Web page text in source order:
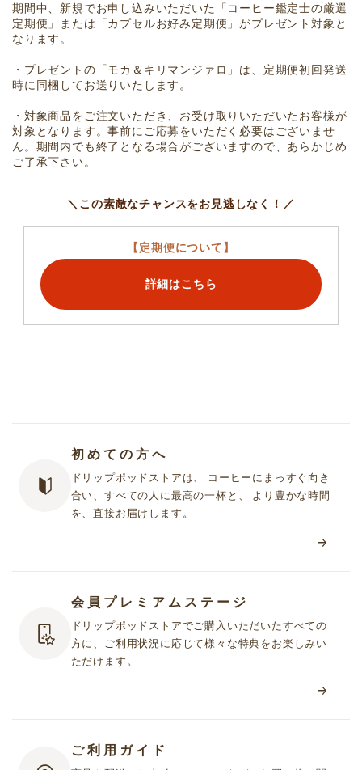
期間中、​新規でお申し込みいただいた「コーヒー鑑定士の厳選
定期便」または​「カプセルお好み定期便」がプレゼント対象と
なります。
・プレゼントの「モカ＆キリマンジァロ」は、定期便初回発送
時に同梱してお送りいたします。
・対象商品をご注文いただき、お受け取りいただいたお客様が
対象となります。事前にご応募をいただく必要はございませ
ん。​期間内でも終了となる場合がございますので、あらかじめ
ご了承下さい。​
＼この素敵なチャンスをお見逃しなく！／
【定期便について】
詳細はこちら
初めての方へ
ドリップポッドストアは、 コーヒーにまっすぐ向き
合い、すべての人に最高の一杯と、 より豊かな時間
を、直接お届けします。
会員プレミアムステージ
ドリップポッドストアでご購入いただいたすべての
方に、ご利用状況に応じて様々な特典をお楽しみい
ただけます。
ご利用ガイド